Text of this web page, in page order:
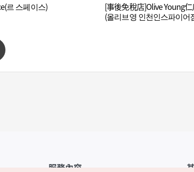
르 스페이스)
[事後免稅店]Olive Young
(올리브영 인천인스파이어
服務內容